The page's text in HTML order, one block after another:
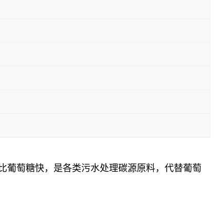
葡萄糖快，是各类污水处理碳源原料，代替葡萄